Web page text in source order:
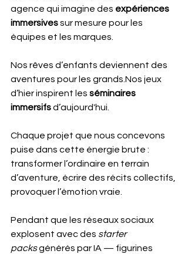
agence qui imagine des expériences
immersives sur mesure pour les
équipes et les marques.
Nos rêves d’enfants deviennent des
aventures pour les grands.Nos jeux
d’hier inspirent les séminaires
immersifs d’aujourd'hui.
Chaque projet que nous concevons
puise dans cette énergie brute :
transformer l’ordinaire en terrain
d’aventure, écrire des récits collectifs,
provoquer l’émotion vraie.
Pendant que les réseaux sociaux
explosent avec des starter
packs générés par IA — figurines